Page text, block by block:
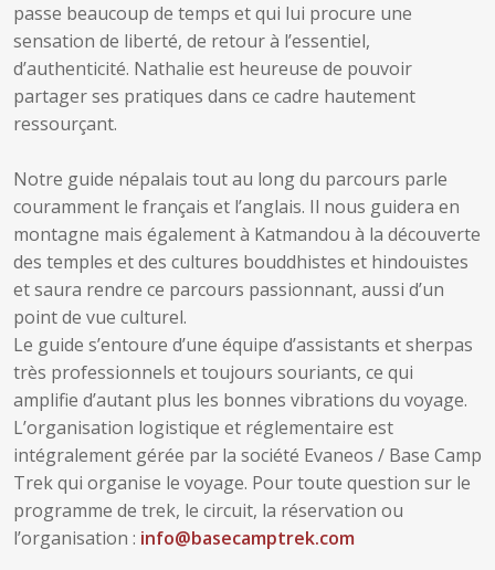
passe beaucoup de temps et qui lui procure une
sensation de liberté, de retour à l’essentiel,
d’authenticité. Nathalie est heureuse de pouvoir
partager ses pratiques dans ce cadre hautement
ressourçant.
Notre guide népalais tout au long du parcours parle
couramment le français et l’anglais. Il nous guidera en
montagne mais également à Katmandou à la découverte
des temples et des cultures bouddhistes et hindouistes
et saura rendre ce parcours passionnant, aussi d’un
point de vue culturel.
Le guide s’entoure d’une équipe d’assistants et sherpas
très professionnels et toujours souriants, ce qui
amplifie d’autant plus les bonnes vibrations du voyage.
L’organisation logistique et réglementaire est
intégralement gérée par la société Evaneos / Base Camp
Trek qui organise le voyage. Pour toute question sur le
programme de trek, le circuit, la réservation ou
l’organisation : info@basecamptrek.com